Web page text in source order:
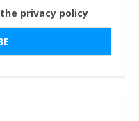
privacy policy